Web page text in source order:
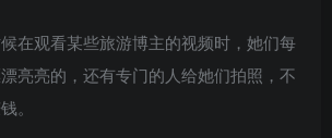
在观看某些旅游博主的视频时，她们每
亮亮的，还有专门的人给她们拍照，不
。